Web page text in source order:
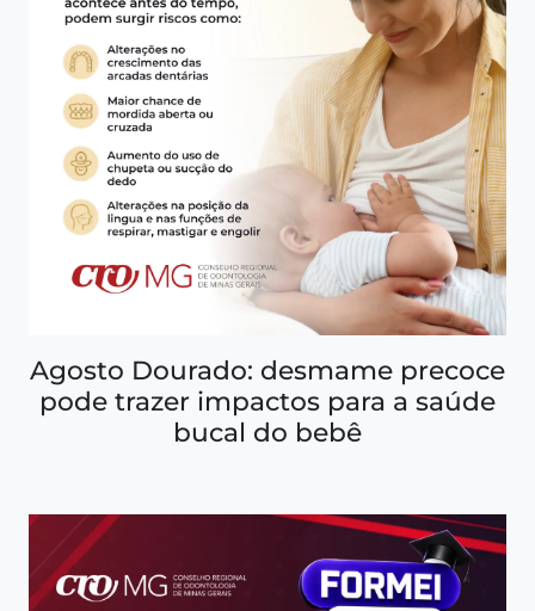
Agosto Dourado: desmame precoce
pode trazer impactos para a saúde
bucal do bebê